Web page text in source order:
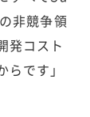
非競争領
発コスト
です」